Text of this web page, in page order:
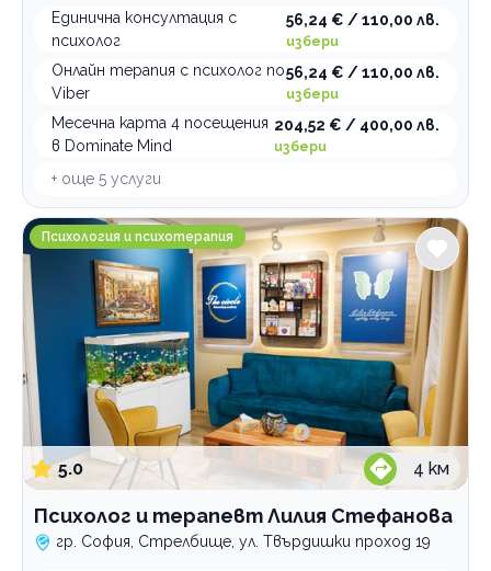
Единична консултация с
психолог
56,24 € / 110,00 лв.
избери
Онлайн терапия с психолог по
Viber
56,24 € / 110,00 лв.
избери
Месечна карта 4 посещения
в Dominate Mind
204,52 € / 400,00 лв.
избери
+ още 5 услуги
Психолог и терапевт Лилия Стефанова
Психология и психотерапия
5.0 4 км
Психолог и терапевт Лилия Стефанова
гр. София, Стрелбище, ул. Твърдишки проход 19
Ортодонтия
Грижи за възрастни хора
Интравенозни терапии
Логопедични услуги
Лаборатории
Медицински услуги
Рехабилитация
Стоматологични услуги
По домовете